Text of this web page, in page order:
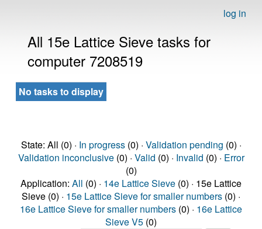
log in
All 15e Lattice Sieve tasks for
computer 7208519
No tasks to display
State: All (0) · In progress(0) · Validation pending (0) ·
Validation inconclusive(0) · Valid (0) · Invalid (0) · Error
(0)
Application: All (0) · 14e Lattice Sieve (0) · 15e Lattice
Sieve (0) · 15e Lattice Sieve for smaller numbers (0) ·
16e Lattice Sieve for smaller numbers (0) · 16e Lattice
Sieve V5 (0)